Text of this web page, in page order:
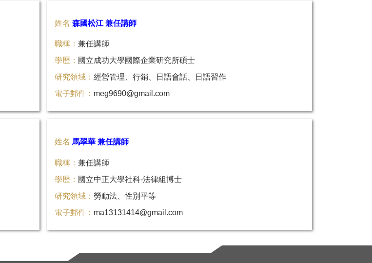
姓名 森國松江 兼任講師
職稱： 兼任講師
學歷： 國立成功大學國際企業研究所碩士
研究領域： 經營管理、行銷、日語會話、日語習作
電子郵件： meg9690@gmail.com
姓名 馬翠華 兼任講師
職稱： 兼任講師
學歷： 國立中正大學社科-法律組博士
研究領域： 勞動法、性別平等
電子郵件： ma13131414@gmail.com